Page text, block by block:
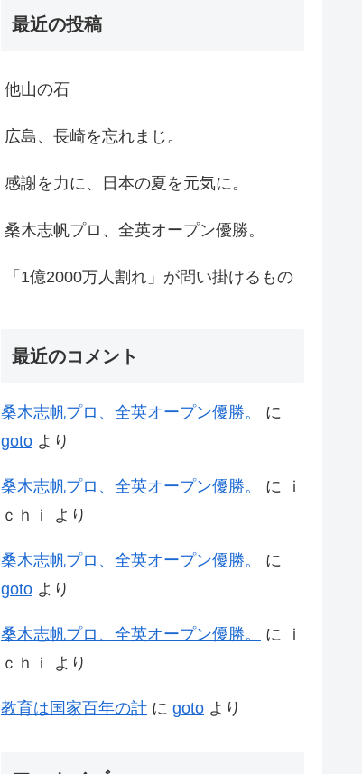
最近の投稿
他山の石
広島、長崎を忘れまじ。
感謝を力に、日本の夏を元気に。
桑木志帆プロ、全英オープン優勝。
「1億2000万人割れ」が問い掛けるもの
最近のコメント
桑木志帆プロ、全英オープン優勝。
に
goto より
桑木志帆プロ、全英オープン優勝。 に
ｉ
ｃｈｉ
より
桑木志帆プロ、全英オープン優勝。
に
goto より
桑木志帆プロ、全英オープン優勝。 に
ｉ
ｃｈｉ
より
教育は国家百年の計 に goto より